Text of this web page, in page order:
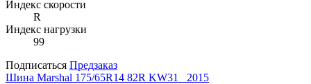
Индекс скорости
R
Индекс нагрузки
99
Подписаться Предзаказ
Шина Marshal 175/65R14 82R KW31 _2015